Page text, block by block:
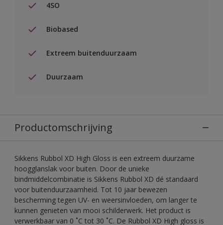
4SO
Biobased
Extreem buitenduurzaam
Duurzaam
Productomschrijving
Sikkens Rubbol XD High Gloss is een extreem duurzame
hoogglanslak voor buiten. Door de unieke
bindmiddelcombinatie is Sikkens Rubbol XD dé standaard
voor buitenduurzaamheid. Tot 10 jaar bewezen
bescherming tegen UV- en weersinvloeden, om langer te
kunnen genieten van mooi schilderwerk. Het product is
verwerkbaar van 0 ˚C tot 30 ˚C. De Rubbol XD High gloss is